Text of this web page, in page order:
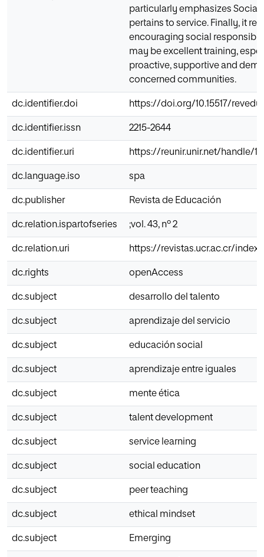
particularly emphasizes Social
pertains to service. Finally, it
encouraging social
may be excellent training,
proactive, supportive and
concerned communities.
dc.identifier.doi https://doi.org/10.15517/
dc.identifier.issn 2215-2644
dc.identifier.uri https://reunir.unir.net/handle/
dc.language.iso spa
dc.publisher Revista de Educación
dc.relation.ispartofseries ;vol. 43, nº 2
dc.relation.uri https://revistas.ucr.ac.cr/
dc.rights openAccess
dc.subject desarrollo del talento
dc.subject aprendizaje del servicio
dc.subject educación social
dc.subject aprendizaje entre iguales
dc.subject mente ética
dc.subject talent development
dc.subject service learning
dc.subject social education
dc.subject peer teaching
dc.subject ethical mindset
dc.subject Emerging